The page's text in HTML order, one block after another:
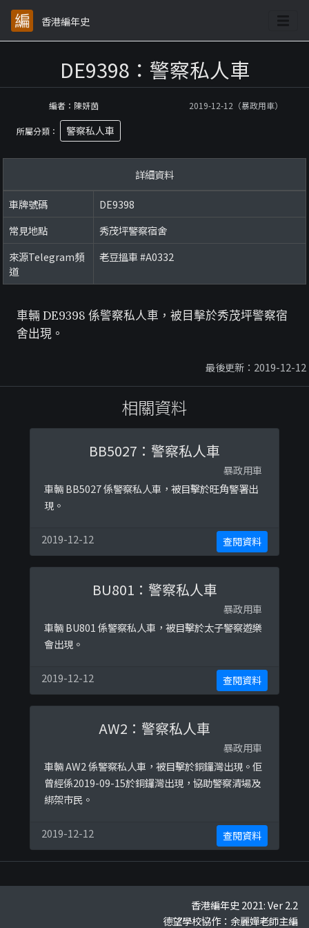
香港編年史
DE9398：警察私人車
編者：陳妍茵 2019-12-12（暴政用車）
所屬分類： 警察私人車
詳細資料
車牌號碼
DE9398
常見地點
秀茂坪警察宿舍
來源Telegram頻
道
老豆搵車 #A0332
車輛 DE9398 係警察私人車，被目擊於秀茂坪警察宿
舍出現。
最後更新：2019-12-12
相關資料
BB5027：警察私人車
暴政用車
車輛 BB5027 係警察私人車，被目擊於旺角警署出
現。
2019-12-12 查閱資料
BU801：警察私人車
暴政用車
車輛 BU801 係警察私人車，被目擊於太子警察遊樂
會出現。
2019-12-12 查閱資料
AW2：警察私人車
暴政用車
車輛 AW2 係警察私人車，被目擊於銅鑼灣出現。佢
曾經係2019-09-15於銅鑼灣出現，協助警察清場及
綁架市民。
2019-12-12 查閱資料
香港編年史 2021: Ver 2.2
德望學校協作：余麗嬋老師主編